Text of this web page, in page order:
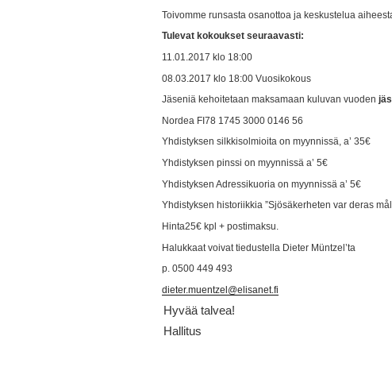
Toivomme runsasta osanottoa ja keskustelua
Tulevat kokoukset seuraavasti:
11.01.2017 klo 18:00
08.03.2017 klo 18:00 Vuosikokous
Jäseniä kehoitetaan maksamaan kuluvan vuoden
Nordea FI78 1745 3000 0146 56
Yhdistyksen silkkisolmioita on myynnissä, a’ 35€
Yhdistyksen pinssi on myynnissä a’ 5€
Yhdistyksen Adressikuoria on myynnissä a’ 5€
Yhdistyksen historiikkia ”Sjösäkerheten var deras
Hinta25€ kpl + postimaksu.
Halukkaat voivat tiedustella Dieter Müntzel’ta
p. 0500 449 493
dieter.muentzel@elisanet.fi
Hyvää talvea!
Hallitus